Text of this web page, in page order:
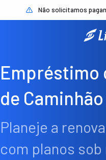
Não solicitamos
Empréstimo
de
Planeje a
com planos